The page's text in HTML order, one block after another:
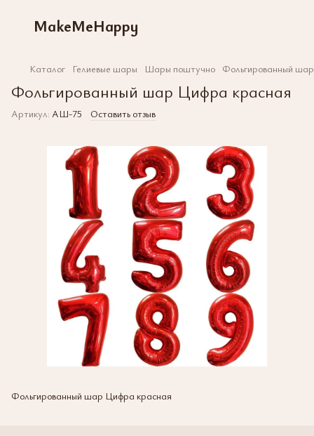
MakeMeHappy
Каталог Гелиевые шары Шары поштучно Фольгированный
Фольгированный шар Цифра красная
Артикул: АШ-75 Оставить отзыв
Фольгированный шар Цифра красная